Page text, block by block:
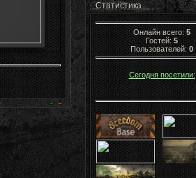
Статистика
Онлайн всего: 5
Гостей: 5
Пользователей: 0
Сегодня посетили: